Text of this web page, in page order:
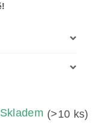
Skladem (>10 ks)